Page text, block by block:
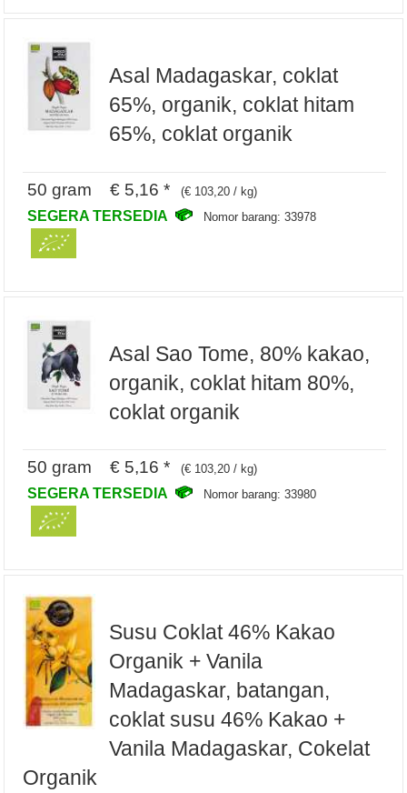
Asal Madagaskar, coklat
65%, organik, coklat hitam
65%, coklat organik
50 gram € 5,16 * (€ 103,20 / kg)
SEGERA TERSEDIA Nomor barang: 33978
Asal Sao Tome, 80% kakao,
organik, coklat hitam 80%,
coklat organik
50 gram € 5,16 * (€ 103,20 / kg)
SEGERA TERSEDIA Nomor barang: 33980
Susu Coklat 46% Kakao
Organik + Vanila
Madagaskar, batangan,
coklat susu 46% Kakao +
Vanila Madagaskar, Cokelat
Organik